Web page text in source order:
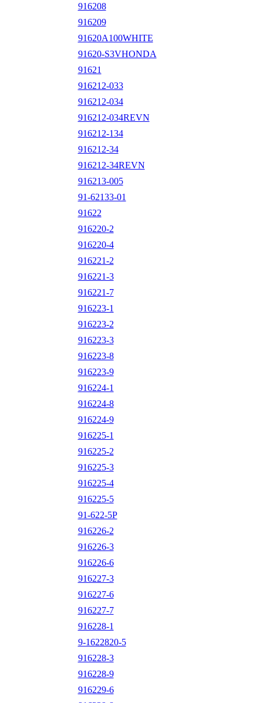
916208
916209
91620A100WHITE
91620-S3VHONDA
91621
916212-033
916212-034
916212-034REVN
916212-134
916212-34
916212-34REVN
916213-005
91-62133-01
91622
916220-2
916220-4
916221-2
916221-3
916221-7
916223-1
916223-2
916223-3
916223-8
916223-9
916224-1
916224-8
916224-9
916225-1
916225-2
916225-3
916225-4
916225-5
91-622-5P
916226-2
916226-3
916226-6
916227-3
916227-6
916227-7
916228-1
9-1622820-5
916228-3
916228-9
916229-6